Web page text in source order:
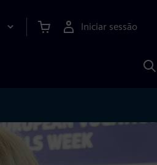
Iniciar sessão